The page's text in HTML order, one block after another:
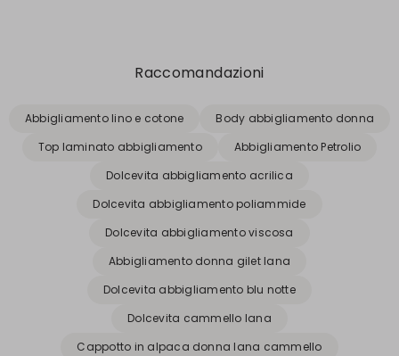
Raccomandazioni
Abbigliamento lino e cotone
Body abbigliamento donna
Top laminato abbigliamento
Abbigliamento Petrolio
Dolcevita abbigliamento acrilica
Dolcevita abbigliamento poliammide
Dolcevita abbigliamento viscosa
Abbigliamento donna gilet lana
Dolcevita abbigliamento blu notte
Dolcevita cammello lana
Cappotto in alpaca donna lana cammello